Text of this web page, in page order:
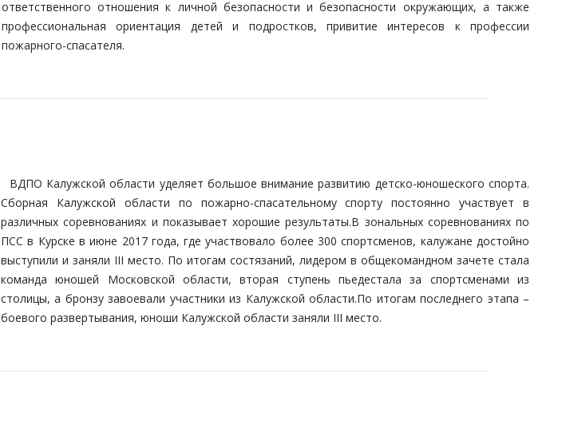
ответственного отношения к личной безопасности и безопасности окружающих, а также
профессиональная ориентация детей и подростков, привитие интересов к профессии
пожарного-спасателя.
ВДПО Калужской области уделяет большое внимание развитию детско-юношеского спорта.
Сборная Калужской области по пожарно-спасательному спорту постоянно участвует в
различных соревнованиях и показывает хорошие результаты.В зональных соревнованиях по
ПСС в Курске в июне 2017 года, где участвовало более 300 спортсменов, калужане достойно
выступили и заняли III место. По итогам состязаний, лидером в общекомандном зачете стала
команда юношей Московской области, вторая ступень пьедестала за спортсменами из
столицы, а бронзу завоевали участники из Калужской области.По итогам последнего этапа –
боевого развертывания, юноши Калужской области заняли III место.